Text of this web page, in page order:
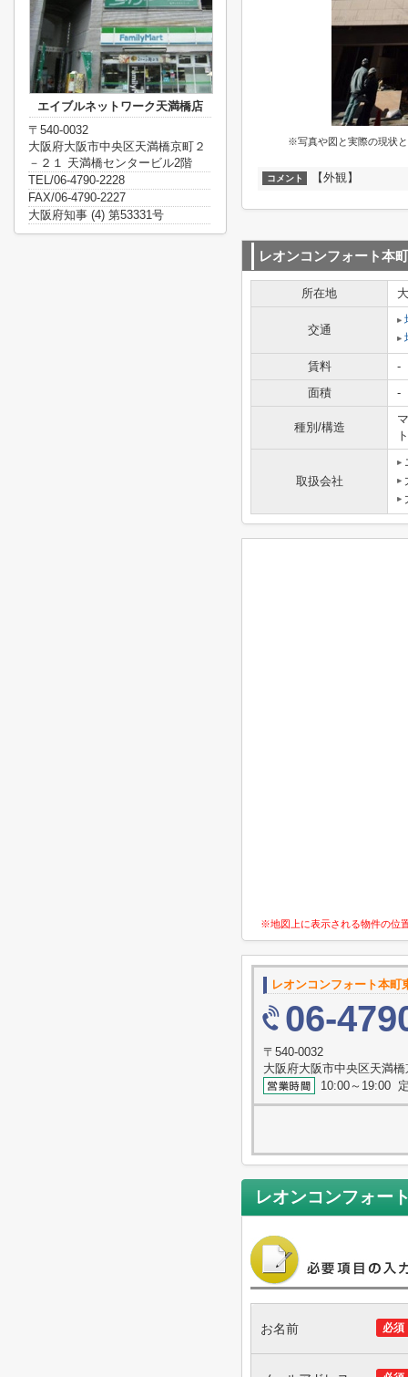
※写真や図と実際の現状
コメント 【外観】
レオンコンフォート本
所在地
交通
賃料
-
面積
-
種別/構造
ト
取扱会社
※地図上に表示される物件の位
レオンコンフォート本
06-
〒540-0032
大阪府大阪市中央区天満
10:00～19:00
レオンコンフォー
必須
お名前
エイブルネットワーク天満橋店
〒540-0032
大阪府大阪市中央区天満橋京町２
－２１ 天満橋センタービル2階
TEL/06-4790-2228
FAX/06-4790-2227
大阪府知事 (4) 第53331号